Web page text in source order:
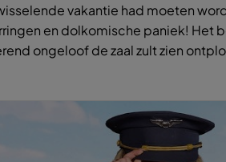
vakantie had moeten
en dolkomische paniek!
ongeloof de zaal zult zien